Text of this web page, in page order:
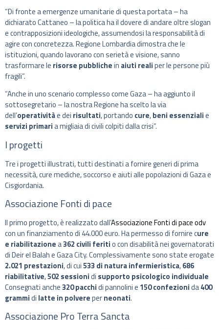
“Di fronte a emergenze umanitarie di questa portata – ha
dichiarato Cattaneo – la politica ha il dovere di andare oltre slogan
e contrapposizioni ideologiche, assumendosi la responsabilità di
agire con concretezza. Regione Lombardia dimostra che le
istituzioni, quando lavorano con serietà e visione, sanno
trasformare le risorse pubblichein aiuti realiper le persone più
fragili”.
“Anche in uno scenario complesso come Gaza – ha aggiunto il
sottosegretario – la nostra Regione ha scelto la via
dell’operativitàe dei risultati, portando cure,beni essenzialie
servizi primaria migliaia di civili colpiti dalla crisi”.
I progetti
Tre i progetti illustrati, tutti destinati a fornire generi di prima
necessità, cure mediche, soccorso e aiuti alle popolazioni di Gaza e
Cisgiordania.
Associazione Fonti di pace
Il primo progetto, è realizzato dall’Associazione Fonti di pace odv
con un finanziamento di 44.000 euro. Ha permesso di fornire cure
e riabilitazionea362 civili feritio con disabilità nei governatorati
di Deir el Balah e Gaza City. Complessivamente sono state erogate
2.021 prestazioni, di cui533 di natura infermieristica,686
riabilitative,502 sessionidi supporto psicologico individuale
Consegnati anche320 pacchidi pannolini e 150 confezionida400
grammidi latte in polvereperneonati.
Associazione Pro Terra Sancta